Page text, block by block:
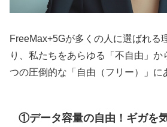
FreeMax+5Gが多くの人に選ばれる
り、私たちをあらゆる「不自由」
つの圧倒的な「自由（フリー）」に
①データ容量の自由！ギガを